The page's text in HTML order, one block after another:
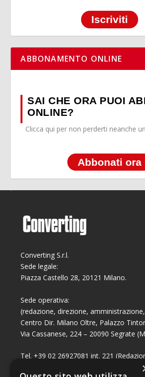
Iscriviti
ABBONAMENTO ONLINE
SAI CHE ORA PUOI
ONLINE?
Clicca qui per non perderti neanche
Abbonati ora
Converting S.r.l.
Sede legale:
Piazza Castello 28, 20121 Milano.
Sede operativa:
(redazione, direzione,
Centro Dir. Milano Oltre, Palazzo
Via Cassanese, 224 – 20090 Segrate
Tel. +39 02 26927081 int. 221
Tel. +39 02 26927081 int. 224